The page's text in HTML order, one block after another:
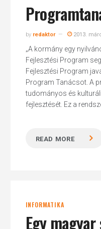
by redaktor 2013.
„A kormány egy
Fejlesztési Program
Fejlesztési Program
Program Tanácsot. A
tudományos és
fejlesztését. Ez a
READ MORE
INFORMATIKA
Egy